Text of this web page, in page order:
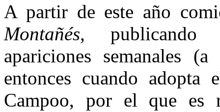
A partir de este año
Montañés, publicando
apariciones semanales
entonces cuando
Campoo, por el que es